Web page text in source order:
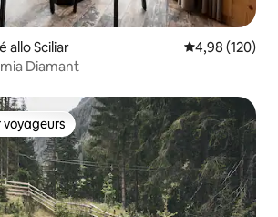
allo Sciliar Évaluation
4,98 (120)
Diamant
les plus appréciés